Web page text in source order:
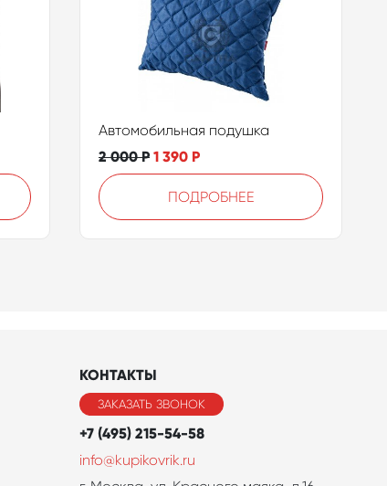
Автомобильная подушка
2 000Р 1 390 Р
ПОДРОБНЕЕ
КОНТАКТЫ
ЗАКАЗАТЬ ЗВОНОК
+7 (495) 215-54-58
info@kupikovrik.ru